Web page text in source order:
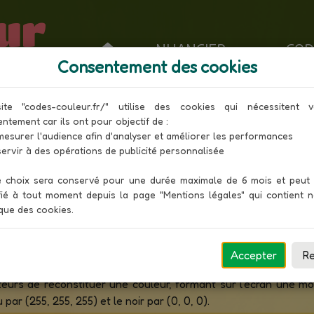
NUANCIER
VBA Excel en
Toutes les couleurs
programmation permettant d'utiliser du code
Excel. Un programme écrit en VBA est appelé une
une couleur en utilisant l'un des 56 index prédéfinis.
Bleu), ou RGB en anglais, est un système de codage
additive de ces trois composantes de couleur
de reconstituer une couleur, formant sur l'écran une
(255, 255, 255) et le noir par (0, 0, 0).
Consentement des cookies
"codes-couleur.fr/" utilise des cookies qui nécessitent
car ils ont pour objectif de :
choix sera conservé pour une durée maximale de 6 mois et peut
à tout moment depuis la page "Mentions légales" qui contient
des cookies.
Accepter